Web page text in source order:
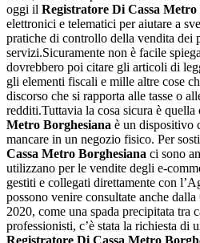
oggi il Registratore Di Cassa Metro
elettronici e telematici per aiutare a
pratiche di controllo della vendita dei
servizi.Sicuramente non è facile
dovrebbero poi citare gli articoli di
gli elementi fiscali e mille altre cose
discorso che si rapporta alle tasse o
redditi.Tuttavia la cosa sicura è quella
Metro Borghesiana è un dispositivo
mancare in un negozio fisico. Per
Cassa Metro Borghesiana ci sono
utilizzano per le vendite degli e-
gestiti e collegati direttamente con
possono venire consultate anche
2020, come una spada precipitata tra
professionisti, c’è stata la richiesta di
Registratore Di Cassa Metro